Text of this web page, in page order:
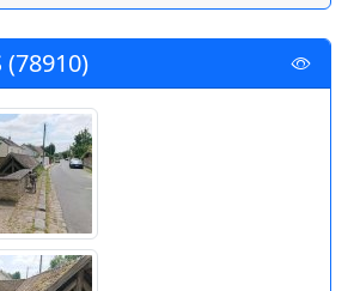
(78910)